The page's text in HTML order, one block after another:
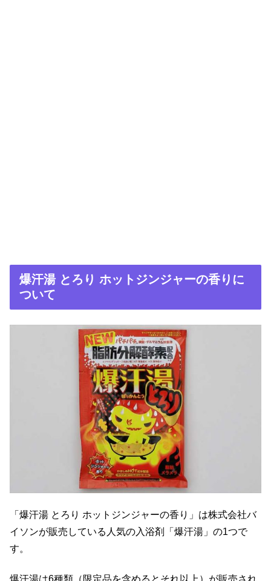
爆汗湯 とろり ホットジンジャーの香りに
ついて
「爆汗湯 とろり ホットジンジャーの香り」は株式会社バ
イソンが販売している人気の入浴剤「爆汗湯」の1つで
す。